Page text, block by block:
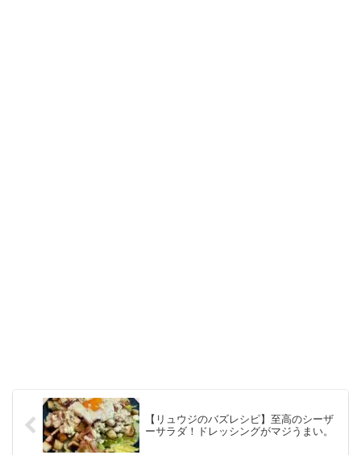
【リュウジのバズレシピ】至高のシーザ
ーサラダ！ドレッシングがマジうまい。